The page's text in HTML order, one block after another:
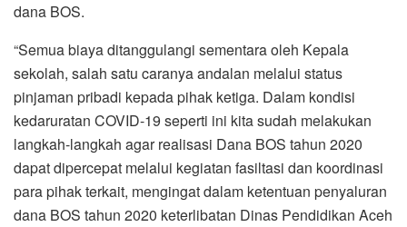
dana BOS.
“Semua biaya ditanggulangi sementara oleh Kepala
sekolah, salah satu caranya andalan melalui status
pinjaman pribadi kepada pihak ketiga. Dalam kondisi
kedaruratan COVID-19 seperti ini kita sudah melakukan
langkah-langkah agar realisasi Dana BOS tahun 2020
dapat dipercepat melalui kegiatan fasiltasi dan koordinasi
para pihak terkait, mengingat dalam ketentuan penyaluran
dana BOS tahun 2020 keterlibatan Dinas Pendidikan Aceh